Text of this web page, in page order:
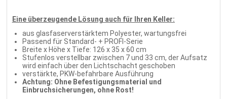
Eine überzeugende Lösung auch für Ihren Keller:
aus glasfaserverstärktem Polyester, wartungsfrei
Passend für Standard- + PROFI-Serie
Breite x Höhe x Tiefe: 126 x 35 x 60 cm
Stufenlos verstellbar zwischen 7 und 33 cm, der Aufsatz
wird einfach über den Lichtschacht geschoben
verstärkte, PKW-befahrbare Ausführung
Achtung: Ohne Befestigungsmaterial und
Einbruchsicherungen, ohne Rost!